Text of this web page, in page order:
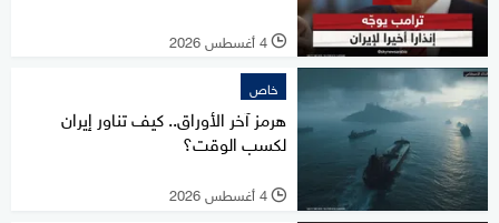
l 4 أغسطس 2026
خاص
هرمز آخر الأوراق.. كيف تناور إيران
لكسب الوقت؟
l 4 أغسطس 2026